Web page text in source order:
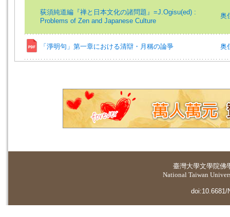
荻須純道編『禅と日本文化の諸問題』=J.Ogisu(ed) :
Problems of Zen and Japanese Culture
奥
「淨明句」第一章における清辯・月稱の論爭 奥
臺灣大學文學院佛
National Taiwan
doi:10.6681/